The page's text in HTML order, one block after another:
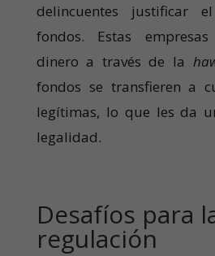
delincuentes justificar
fondos. Estas
dinero a través de la
fondos se transfieren a
legítimas, lo que les da
legalidad.
Desafíos para
regulación